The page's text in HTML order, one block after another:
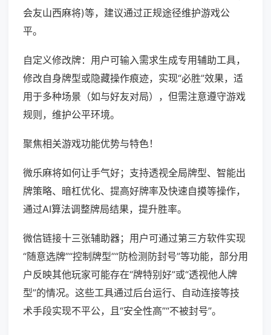
会友山西麻将)等，建议通过正规途径维护游戏公
平。
自定义修改牌：用户可输入需求生成专用辅助工具，
修改自身牌型或隐藏操作痕迹，实现“必胜”效果，适
用于多种场景（如与好友对局），但需注意遵守游戏
规则，维护公平环境。
聚焦相关游戏功能优势与特色！
微乐麻将如何让手气好；支持透视全局牌型、智能出
牌策略、暗杠优化、提高好牌率及快速自摸等操作，
通过AI算法调整牌局结果，提升胜率。
微信链接十三张辅助器；用户可通过第三方软件实现
“随意选牌”“控制牌型”“防检测防封号”等功能，部分用
户反映其他玩家可能存在“牌特别好”或“透视他人牌
型”的情况。这些工具通过后台运行、自动连接等技
术手段实现不平公，且“安全性高”“不被封号”。